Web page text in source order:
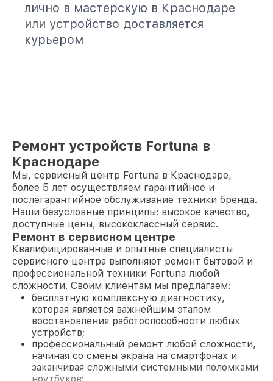
лично в мастерскую в Краснодаре
или устройство доставляется
курьером
Ремонт устройств Fortuna в
Краснодаре
Мы, сервисный центр Fortuna в Краснодаре,
более 5 лет осуществляем гарантийное и
послегарантийное обслуживание техники бренда.
Наши безусловные принципы: высокое качество,
доступные цены, высококлассный сервис.
Ремонт в сервисном центре
Квалифицированные и опытные специалисты
сервисного центра выполняют ремонт бытовой и
профессиональной техники Fortuna любой
сложности. Своим клиентам мы предлагаем:
бесплатную комплексную диагностику,
которая является важнейшим этапом
восстановления работоспособности любых
устройств;
профессиональный ремонт любой сложности,
начиная со смены экрана на смартфонах и
заканчивая сложными системными поломками